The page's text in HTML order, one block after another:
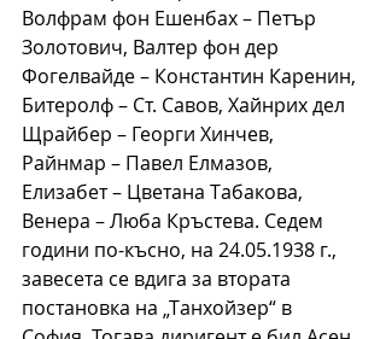
Волфрам фон Ешенбах – Петър
Золотович, Валтер фон дер
Фогелвайде – Константин Каренин,
Битеролф – Ст. Савов, Хайнрих дел
Щрайбер – Георги Хинчев,
Райнмар – Павел Елмазов,
Елизабет – Цветана Табакова,
Венера – Люба Кръстева. Седем
години по-късно, на 24.05.1938 г.,
завесета се вдига за втората
постановка на „Танхойзер“ в